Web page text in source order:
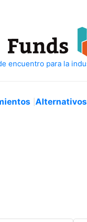
Alternativos